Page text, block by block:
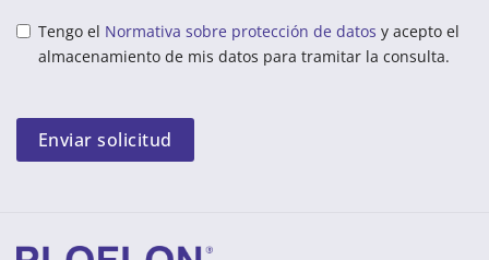
Tengo el Normativa sobre protección de datos y acepto el
almacenamiento de mis datos para tramitar la consulta.
Enviar solicitud